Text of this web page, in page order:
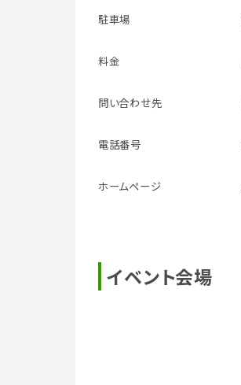
駐車場
料金
問い合わせ先
電話番号
ホームページ
イベント会場